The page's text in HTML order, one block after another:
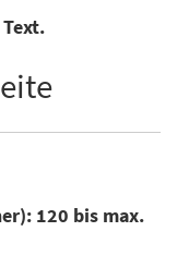
120 bis max.